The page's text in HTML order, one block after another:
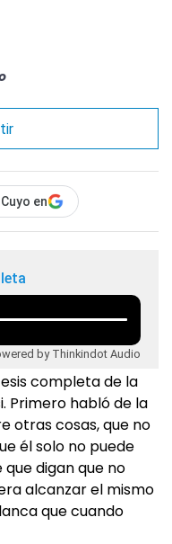
en
by Thinkindot Audio
completa de la
Primero habló de la
otras cosas, que no
él solo no puede
digan que no
alcanzar el mismo
que cuando